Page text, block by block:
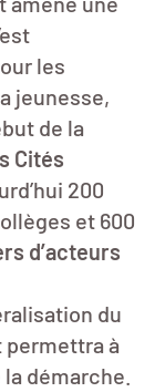
les
jeunesse,
de la
Cités
200
et 600
d’acteurs
du
permettra à
démarche.